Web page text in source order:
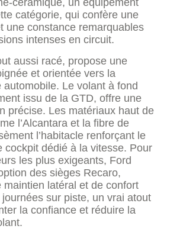
céramique, un équipement
catégorie, qui confère une
une constance remarquables
intenses en circuit.
aussi racé, propose une
et orientée vers la
automobile. Le volant à fond
issu de la GTD, offre une
précise. Les matériaux haut de
l’Alcantara et la fibre de
l’habitacle renforçant le
cockpit dédié à la vitesse. Pour
les plus exigeants, Ford
des sièges Recaro,
maintien latéral et de confort
sur piste, un vrai atout
la confiance et réduire la